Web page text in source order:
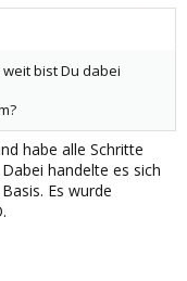
bist Du dabei
habe alle Schritte
handelte es sich
Es wurde